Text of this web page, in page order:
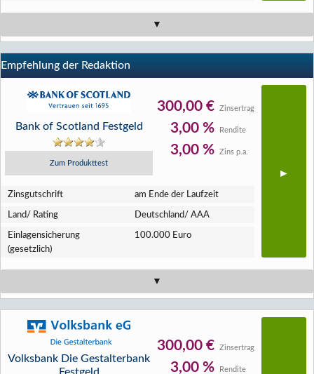
Empfehlung der Redaktion
Bank of Scotland Festgeld
Zum Produkttest
300,00 € Zinsertrag
3,00 % Rendite
3,00 % Zins p.a.
Zins­gutschrift am Ende der Laufzeit
Land/ Rating Deutschland/ AAA
Einlagen­sicherung
(gesetzlich)
100.000 Euro
Volksbank Die Gestalterbank
300,00 € Zinsertrag
3,00 % Rendite